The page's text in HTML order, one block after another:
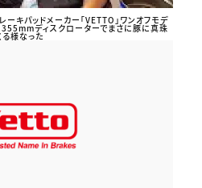
キパッドメーカー「VETTO」ワンオフモデ
355mmディスクローターでまさに豚に真珠
様なった